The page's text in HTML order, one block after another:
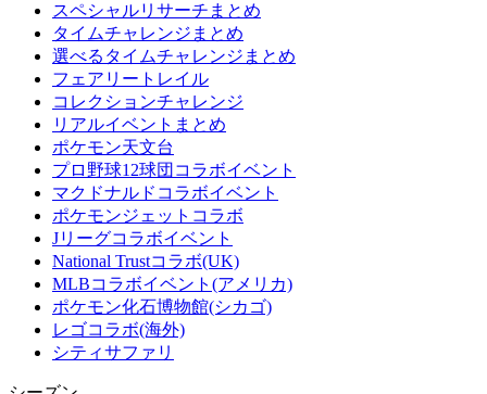
スペシャルリサーチまとめ
タイムチャレンジまとめ
選べるタイムチャレンジまとめ
フェアリートレイル
コレクションチャレンジ
リアルイベントまとめ
ポケモン天文台
プロ野球12球団コラボイベント
マクドナルドコラボイベント
ポケモンジェットコラボ
Jリーグコラボイベント
National Trustコラボ(UK)
MLBコラボイベント(アメリカ)
ポケモン化石博物館(シカゴ)
レゴコラボ(海外)
シティサファリ